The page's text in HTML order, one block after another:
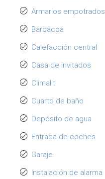
Armarios empotrados
Barbacoa
Calefacción central
Casa de invitados
Climalit
Cuarto de baño
Depósito de agua
Entrada de coches
Garaje
Instalación de alarma